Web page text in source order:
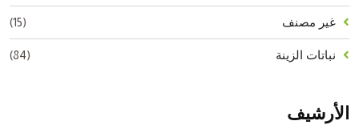
غير مصنف (15)
نباتات الزينة (84)
الأرشيف